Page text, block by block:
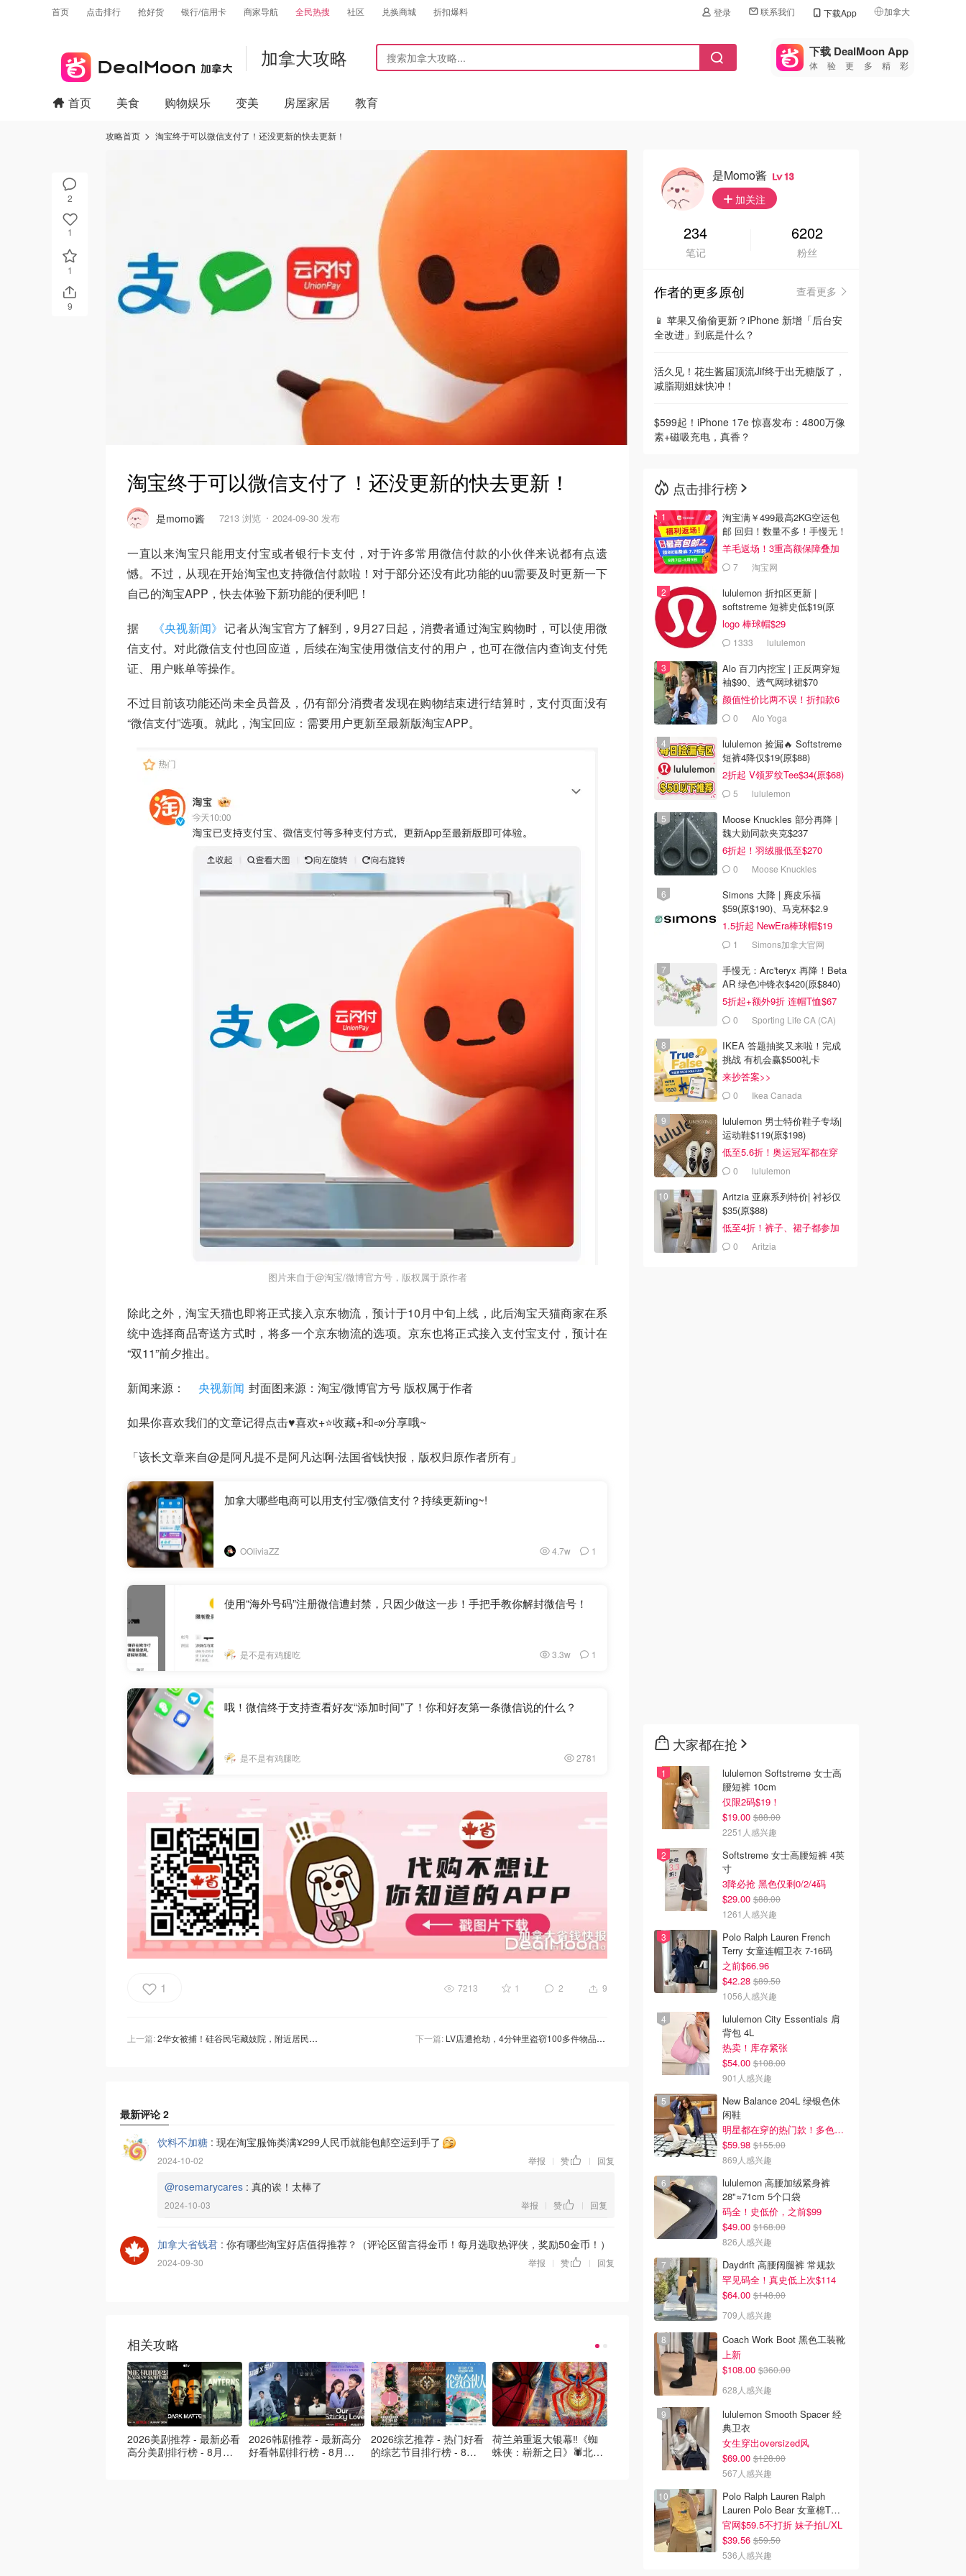
首页 点击排行 抢好货 银行/信用卡 商家导航 全民热搜 社区 兑换商城 折扣爆料 登录 联系我们 下载App 加拿大
🇺🇸
美国
🇨🇳中国
🇮🇹
🇦🇺
🇳🇿新西兰
加拿大攻略 下载 DealMoon App
体验更多精彩
2
1
1
9
首页 美食 购物娱乐 变美 房屋家居 教育
攻略首页 淘宝终于可以微信支付了！还没更新的快去更新！
淘宝终于可以微信支付了！还没更新的快去更新！
是momo酱 7213 浏览 2024-09-30 发布
一直以来淘宝只能用支付宝或者银行卡支付，对于许多常用微信付款的小伙伴来说都有点遗
憾。不过，从现在开始淘宝也支持微信付款啦！对于部分还没有此功能的uu需要及时更新一下
自己的淘宝APP，快去体验下新功能的便利吧！
据 《央视新闻》 记者从淘宝官方了解到，9月27日起，消费者通过淘宝购物时，可以使用微
信支付。对此微信支付也回应道，后续在淘宝使用微信支付的用户，也可在微信内查询支付凭
证、用户账单等操作。
不过目前该功能还尚未全员普及，仍有部分消费者发现在购物结束进行结算时，支付页面没有
“微信支付”选项。就此，淘宝回应：需要用户更新至最新版淘宝APP。
图片来自于@淘宝/微博官方号，版权属于原作者
除此之外，淘宝天猫也即将正式接入京东物流，预计于10月中旬上线，此后淘宝天猫商家在系
统中选择商品寄送方式时，将多一个京东物流的选项。京东也将正式接入支付宝支付，预计在
“双11”前夕推出。
新闻来源： 央视新闻 封面图来源：淘宝/微博官方号 版权属于作者
如果你喜欢我们的文章记得点击♥喜欢+⭐收藏+和📣分享哦~
「该长文章来自@是阿凡提不是阿凡达啊-法国省钱快报，版权归原作者所有」
加拿大哪些电商可以用支付宝/微信支付？持续更新ing~!
OOliviaZZ 4.7w 1
使用“海外号码”注册微信遭封禁，只因少做这一步！手把手教你解封微信号！
是不是有鸡腿吃 3.3w 1
哦！微信终于支持查看好友“添加时间”了！你和好友第一条微信说的什么？
是不是有鸡腿吃 2781
1 7213 1 2 9
上一篇:2华女被捕！硅谷民宅藏妓院，附近居民频遭骚扰，2人获救！ 下一篇: LV店遭抢劫，4分钟里盗窃100多件物品，损失超€900,000！
最新评论 2
饮料不加糖 : 现在淘宝服饰类满¥299人民币就能包邮空运到手了
2024-10-02 举报 | 赞 | 回复
@rosemarycares : 真的诶！太棒了
2024-10-03 举报 | 赞 | 回复
加拿大省钱君 : 你有哪些淘宝好店值得推荐？（评论区留言得金币！每月选取热评侠，奖励50金币！）
2024-09-30 举报 | 赞 | 回复
相关攻略
2026美剧推荐 - 最新必看
高分美剧排行榜 - 8月最
2026韩剧推荐 - 最新高分
好看韩剧排行榜 - 8月最
2026综艺推荐 - 热门好看
的综艺节目排行榜 - 8月
荷兰弟重返大银幕‼️《蜘
蛛侠：崭新之日》🕷️北美
2026韩国电影推荐 | 最新
好看的韩国电影排行榜，
必看盘点！8月最新！(持
2026美国即将上映电影推
荐 - 万众期待的热门大片
- 8月最新: 《末世行者》
是momo酱 13
加关注
234
笔记
6202
粉丝
作者的更多原创
查看更多
📱 苹果又偷偷更新？iPhone 新增「后台安
全改进」到底是什么？
活久见！花生酱届顶流Jif终于出无糖版了，
减脂期姐妹快冲！
$599起！iPhone 17e 惊喜发布：4800万像
素+磁吸充电，真香？
点击排行榜
淘宝满￥499最高2KG空运包
邮 回归！数量不多！手慢无！
羊毛返场！3重高额保障叠加
7 淘宝网
lululemon 折扣区更新 |
softstreme 短裤史低$19(原
$88)
logo 棒球帽$29
1333 lululemon
Alo 百刀内挖宝 | 正反两穿短
袖$90、透气网球裙$70
颜值性价比两不误！折扣款6
折起0 Alo Yoga
lululemon 捡漏🔥 Softstreme
短裤4降仅$19(原$88)
2折起 V领罗纹Tee$34(原$68)
5 lululemon
Moose Knuckles 部分再降 |
魏大勋同款夹克$237
6折起！羽绒服低至$270
0 Moose Knuckles
Simons 大降 | 麂皮乐福
$59(原$190)、马克杯$2.9
1.5折起 NewEra棒球帽$19
1 Simons加拿大官网
手慢无：Arc'teryx 再降！Beta
AR 绿色冲锋衣$420(原$840)
5折起+额外9折 连帽T恤$67
0 Sporting Life CA (CA)
IKEA 答题抽奖又来啦！完成
挑战 有机会赢$500礼卡
来抄答案>>
0 Ikea Canada
lululemon 男士特价鞋子专场|
运动鞋$119(原$198)
低至5.6折！奥运冠军都在穿
0 lululemon
Aritzia 亚麻系列特价| 衬衫仅
$35(原$88)
低至4折！裤子、裙子都参加
0 Aritzia
大家都在抢
lululemon Softstreme 女士高
腰短裤 10cm
仅限2码$19！
$19.00 $88.00
2251人感兴趣
Softstreme 女士高腰短裤 4英
寸
3降必抢 黑色仅剩0/2/4码
$29.00 $88.00
1261人感兴趣
Polo Ralph Lauren French
Terry 女童连帽卫衣 7-16码
之前$66.96
$42.28 $89.50
1056人感兴趣
lululemon City Essentials 肩
背包 4L
热卖！库存紧张
$54.00 $108.00
901人感兴趣
New Balance 204L 绿银色休
闲鞋
明星都在穿的热门款！多色可选 3.8折
$59.98 $155.00
869人感兴趣
lululemon 高腰加绒紧身裤
28"≈71cm 5个口袋
码全！史低价，之前$99
$49.00 $168.00
826人感兴趣
Daydrift 高腰阔腿裤 常规款
罕见码全！真史低上次$114
$64.00 $148.00
709人感兴趣
Coach Work Boot 黑色工装靴
上新
$108.00 $360.00
628人感兴趣
lululemon Smooth Spacer 经
典卫衣
女生穿出oversized风
$69.00 $128.00
567人感兴趣
Polo Ralph Lauren Ralph
Lauren Polo Bear 女童棉T恤
染色 1件
官网$59.5不打折 妹子拍L/XL
$39.56 $59.50
536人感兴趣